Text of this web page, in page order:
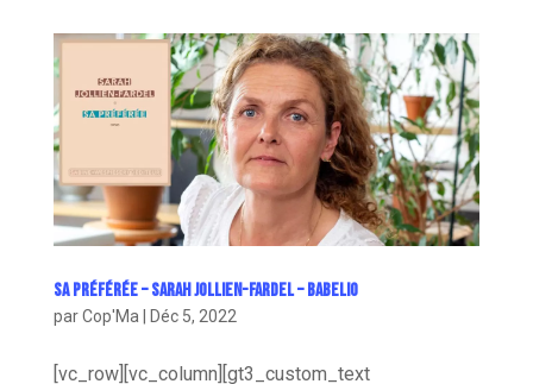
Sa préférée – Sarah Jollien-Fardel – Babelio
parCop'Ma Déc 5, 2022
[vc_row][vc_column][gt3_custom_text